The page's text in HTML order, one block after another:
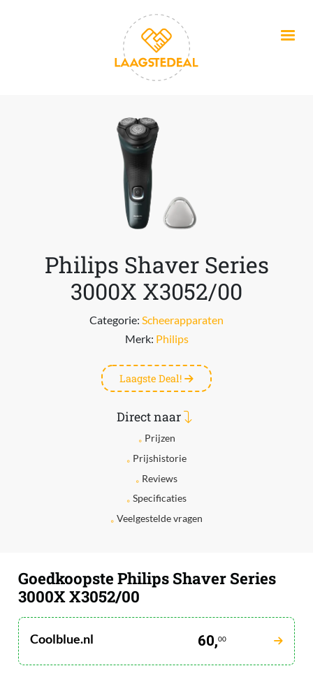
Philips Shaver Series
3000X X3052/00
Categorie: Scheerapparaten
Merk: Philips
Laagste Deal!
Direct naar
Prijzen
Prijshistorie
Reviews
Specificaties
Veelgestelde vragen
Goedkoopste Philips Shaver Series
3000X X3052/00
Coolblue.nl 60,00